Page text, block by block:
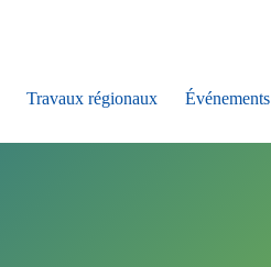
Travaux régionaux Événements